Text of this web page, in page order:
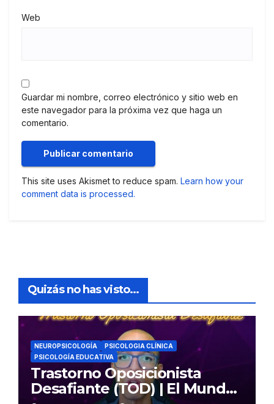
Web
Guardar mi nombre, correo electrónico y sitio web en
este navegador para la próxima vez que haga un
comentario.
This site uses Akismet to reduce spam. Learn how your
comment data is processed.
Quizás no has visto...
NEUROPSICOLOGÍA
PSICOLOGIA CLÍNICA
PSICOLOGÍA EDUCATIVA
Trastorno Oposicionista
Desafiante (TOD) | El Mundo